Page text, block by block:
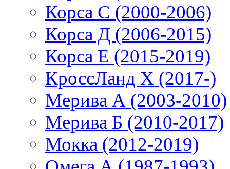
Корса С (2000-2006)
Корса Д (2006-2015)
Корса E (2015-2019)
КроссЛанд X (2017-)
Мерива А (2003-2010)
Мерива Б (2010-2017)
Мокка (2012-2019)